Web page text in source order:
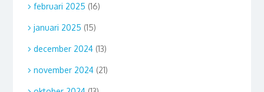
februari 2025 (16)
januari 2025 (15)
december 2024(13)
november 2024(21)